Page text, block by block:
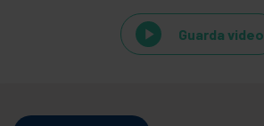
Guarda video